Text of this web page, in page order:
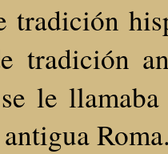
tradición
tradición
se le